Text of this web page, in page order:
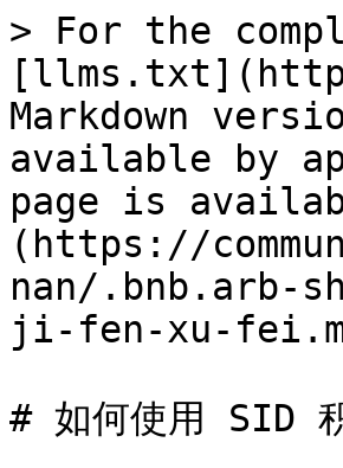
> For the
Markdown
available by
page is
(https://
nan/.bnb.arb-
ji-fen-xu-
# 如何使用 SID